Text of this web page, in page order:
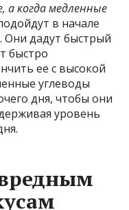
а когда медленные
в начале
Они дадут быстрый
быстро
ее с высокой
углеводы
дня, чтобы они
уровень